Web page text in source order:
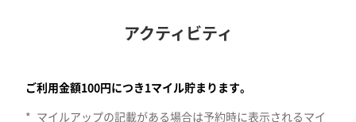
アクティビティ
ご利用金額100円につき1マイル貯まります。
* マイルアップの記載がある場合は予約時に表示されるマイ